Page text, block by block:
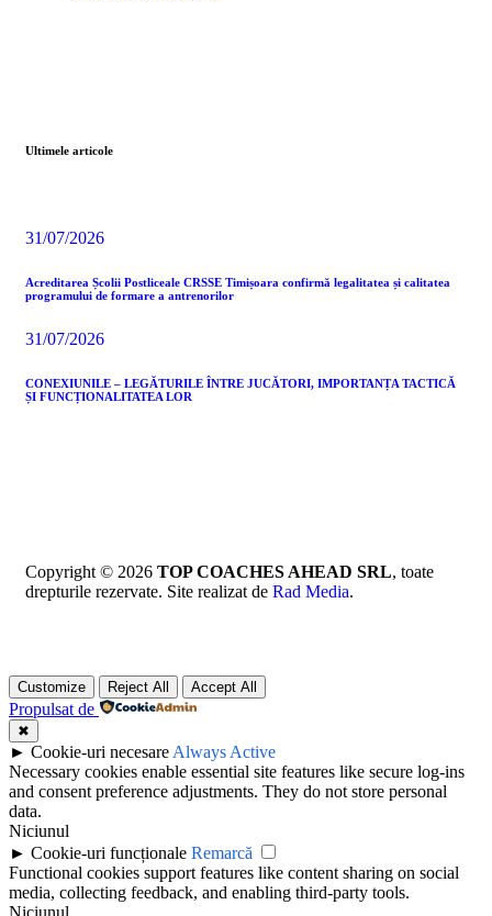
Ultimele articole
31/07/2026
Acreditarea Școlii Postliceale CRSSE Timișoara confirmă legalitatea și calitatea
programului de formare a antrenorilor
31/07/2026
CONEXIUNILE – LEGĂTURILE ÎNTRE JUCĂTORI, IMPORTANȚA TACTICĂ
ȘI FUNCȚIONALITATEA LOR
Copyright © 2026 TOP COACHES AHEAD SRL, toate
drepturile rezervate. Site realizat de Rad Media.
Customize Reject All Accept All
Propulsat de
✖
► Cookie-uri necesare Always Active
Necessary cookies enable essential site features like secure log-ins
and consent preference adjustments. They do not store personal
data.
Niciunul
► Cookie-uri funcționale Remarcă
Functional cookies support features like content sharing on social
media, collecting feedback, and enabling third-party tools.
Niciunul